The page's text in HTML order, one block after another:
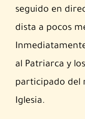
seguido en
dista a pocos
al Patriarca y
participado del
Iglesia.